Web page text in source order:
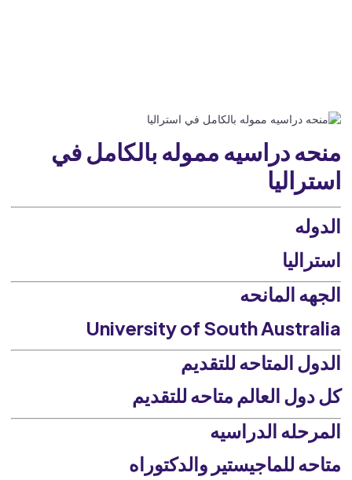
منحه دراسيه مموله بالكامل في
استراليا
الدوله
استراليا
الجهه المانحه
University of South Australia
الدول المتاحه للتقديم
كل دول العالم متاحه للتقديم
المرحله الدراسيه
متاحه للماجيستير والدكتوراه